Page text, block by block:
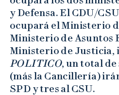
y Defensa. El CDU/
ocupará el Ministerio
Ministerio de Asuntos
Ministerio de Justicia,
POLITICO, un total
(más la Cancillería)
SPD y tres al CSU.